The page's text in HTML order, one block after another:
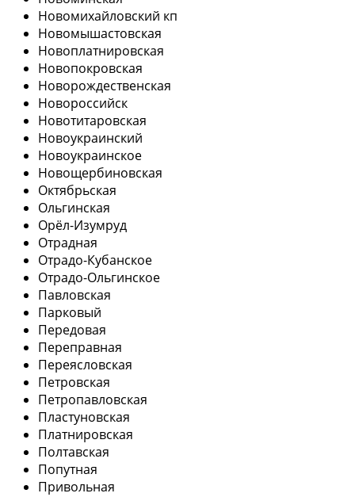
Новомихайловский кп
Новомышастовская
Новоплатнировская
Новопокровская
Новорождественская
Новороссийск
Новотитаровская
Новоукраинский
Новоукраинское
Новощербиновская
Октябрьская
Ольгинская
Орёл-Изумруд
Отрадная
Отрадо-Кубанское
Отрадо-Ольгинское
Павловская
Парковый
Передовая
Переправная
Переясловская
Петровская
Петропавловская
Пластуновская
Платнировская
Полтавская
Попутная
Привольная